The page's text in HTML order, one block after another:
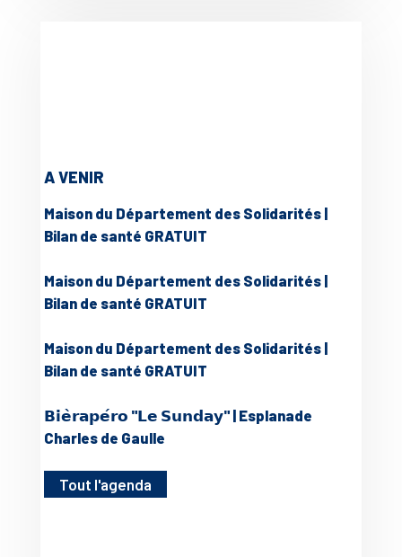
A VENIR
Maison du Département des Solidarités |
Bilan de santé GRATUIT
Maison du Département des Solidarités |
Bilan de santé GRATUIT
Maison du Département des Solidarités |
Bilan de santé GRATUIT
𝗕𝗶𝗲̀𝗿𝗮𝗽𝗲́𝗿𝗼 "𝗟𝗲 𝗦𝘂𝗻𝗱𝗮𝘆" | Esplanade
Charles de Gaulle
Tout l'agenda